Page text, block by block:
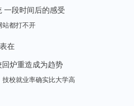
一段时间后的感受
站都打不开
在
炉重造成为趋势
技校就业率确实比大学高